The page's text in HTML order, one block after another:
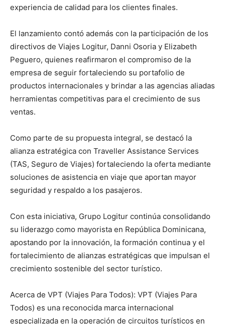
experiencia de calidad para los clientes finales.
El lanzamiento contó además con la participación de los
directivos de Viajes Logitur, Danni Osoria y Elizabeth
Peguero, quienes reafirmaron el compromiso de la
empresa de seguir fortaleciendo su portafolio de
productos internacionales y brindar a las agencias aliadas
herramientas competitivas para el crecimiento de sus
ventas.
Como parte de su propuesta integral, se destacó la
alianza estratégica con Traveller Assistance Services
(TAS, Seguro de Viajes) fortaleciendo la oferta mediante
soluciones de asistencia en viaje que aportan mayor
seguridad y respaldo a los pasajeros.
Con esta iniciativa, Grupo Logitur continúa consolidando
su liderazgo como mayorista en República Dominicana,
apostando por la innovación, la formación continua y el
fortalecimiento de alianzas estratégicas que impulsan el
crecimiento sostenible del sector turístico.
Acerca de VPT (Viajes Para Todos): VPT (Viajes Para
Todos) es una reconocida marca internacional
especializada en la operación de circuitos turísticos en